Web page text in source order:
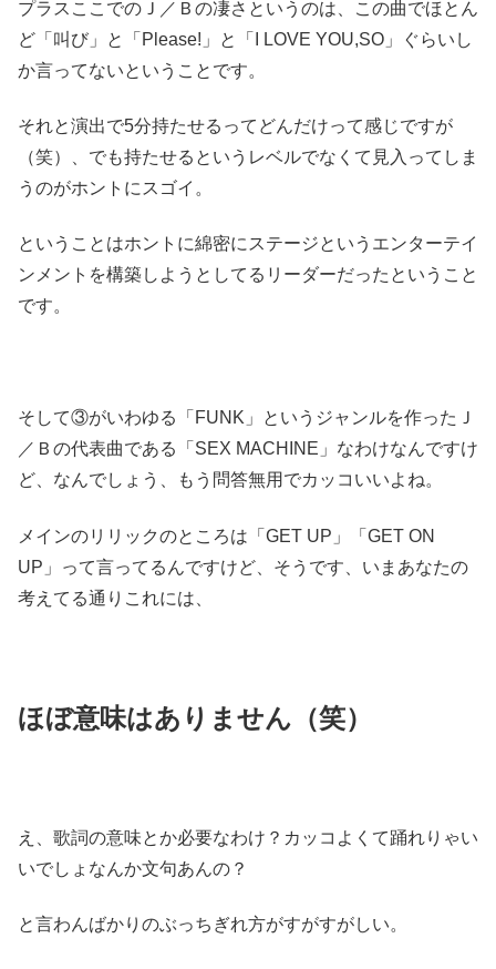
プラスここでのＪ／Ｂの凄さというのは、この曲でほとん
ど「叫び」と「Please!」と「I LOVE YOU,SO」ぐらいし
か言ってないということです。
それと演出で5分持たせるってどんだけって感じですが
（笑）、でも持たせるというレベルでなくて見入ってしま
うのがホントにスゴイ。
ということはホントに綿密にステージというエンターテイ
ンメントを構築しようとしてるリーダーだったということ
です。
そして③がいわゆる「FUNK」というジャンルを作ったＪ
／Ｂの代表曲である「SEX MACHINE」なわけなんですけ
ど、なんでしょう、もう問答無用でカッコいいよね。
メインのリリックのところは「GET UP」「GET ON
UP」って言ってるんですけど、そうです、いまあなたの
考えてる通りこれには、
ほぼ意味はありません（笑）
え、歌詞の意味とか必要なわけ？カッコよくて踊れりゃい
いでしょなんか文句あんの？
と言わんばかりのぶっちぎれ方がすがすがしい。